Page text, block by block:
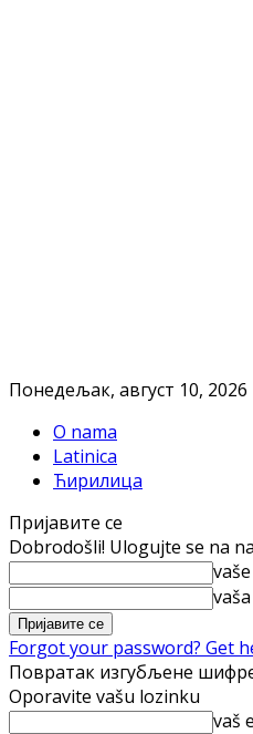
Понедељак, август 10, 2026
O nama
Latinica
Ћирилица
Пријавите се
Dobrodošli! Ulogujte se na
Forgot your password? Get
Повратак изгубљене
Oporavite vašu lozinku
vaš